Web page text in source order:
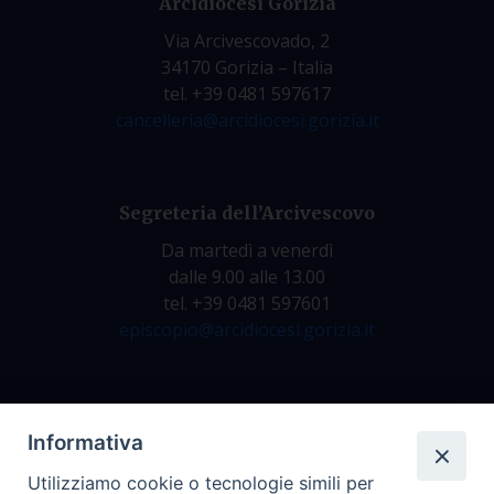
Via Arcivescovado, 2
34170 Gorizia – Italia
tel. +39 0481 597617
cancelleria@arcidiocesi.gorizia.it
Segreteria dell’Arcivescovo
Da martedì a venerdì
dalle 9.00 alle 13.00
tel. +39 0481 597601
episcopio@arcidiocesi.gorizia.it
dalle 9.00 alle 12.30
Informativa
Utilizziamo cookie o tecnologie simili per